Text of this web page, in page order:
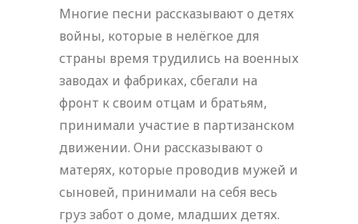
Многие песни рассказывают о детях
войны, которые в нелёгкое для
страны время трудились на военных
заводах и фабриках, сбегали на
фронт к своим отцам и братьям,
принимали участие в партизанском
движении. Они рассказывают о
матерях, которые проводив мужей и
сыновей, принимали на себя весь
груз забот о доме, младших детях.